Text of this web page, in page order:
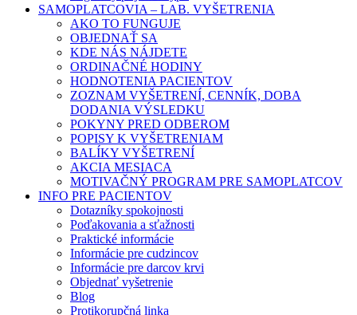
SAMOPLATCOVIA – LAB. VYŠETRENIA
AKO TO FUNGUJE
OBJEDNAŤ SA
KDE NÁS NÁJDETE
ORDINAČNÉ HODINY
HODNOTENIA PACIENTOV
ZOZNAM VYŠETRENÍ, CENNÍK, DOBA
DODANIA VÝSLEDKU
POKYNY PRED ODBEROM
POPISY K VYŠETRENIAM
BALÍKY VYŠETRENÍ
AKCIA MESIACA
MOTIVAČNÝ PROGRAM PRE SAMOPLATCOV
INFO PRE PACIENTOV
Dotazníky spokojnosti
Poďakovania a sťažnosti
Praktické informácie
Informácie pre cudzincov
Informácie pre darcov krvi
Objednať vyšetrenie
Blog
Protikorupčná linka